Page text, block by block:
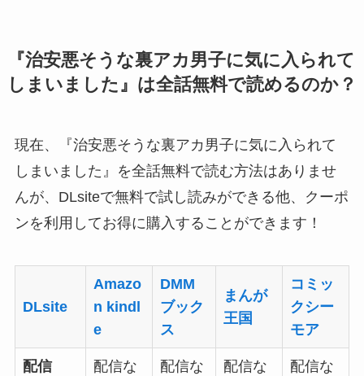
『治安悪そうな裏アカ男子に気に入られて
しまいました』は全話無料で読めるのか？
現在、『治安悪そうな裏アカ男子に気に入られて
しまいました』を全話無料で読む方法はありませ
んが、DLsiteで無料で試し読みができる他、
クーポ
ンを利用してお得に購入することができます！
DLsite
Amazo
n kindl
e
DMM
ブック
ス
まんが
王国
コミッ
クシー
モア
配信
配信な
配信な
配信な
配信な